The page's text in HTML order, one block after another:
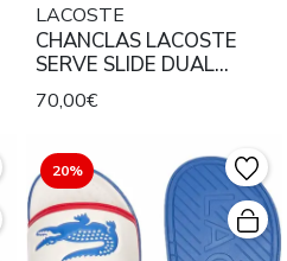
LACOSTE
CHANCLAS LACOSTE
SERVE SLIDE DUAL
WHITE / NAVY / RED
70,00€
20%